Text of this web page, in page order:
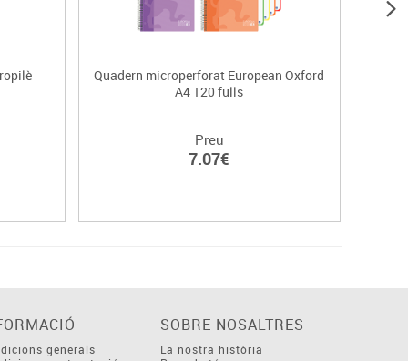
Quadern microperforat European Oxford
A4 120 fulls
Preu
7.07€
generals
SOBRE NOSALTRES
La nostra història